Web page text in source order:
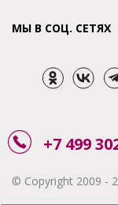
МЫ В СОЦ. СЕТЯХ
+7 499
© Copyright 2009 -